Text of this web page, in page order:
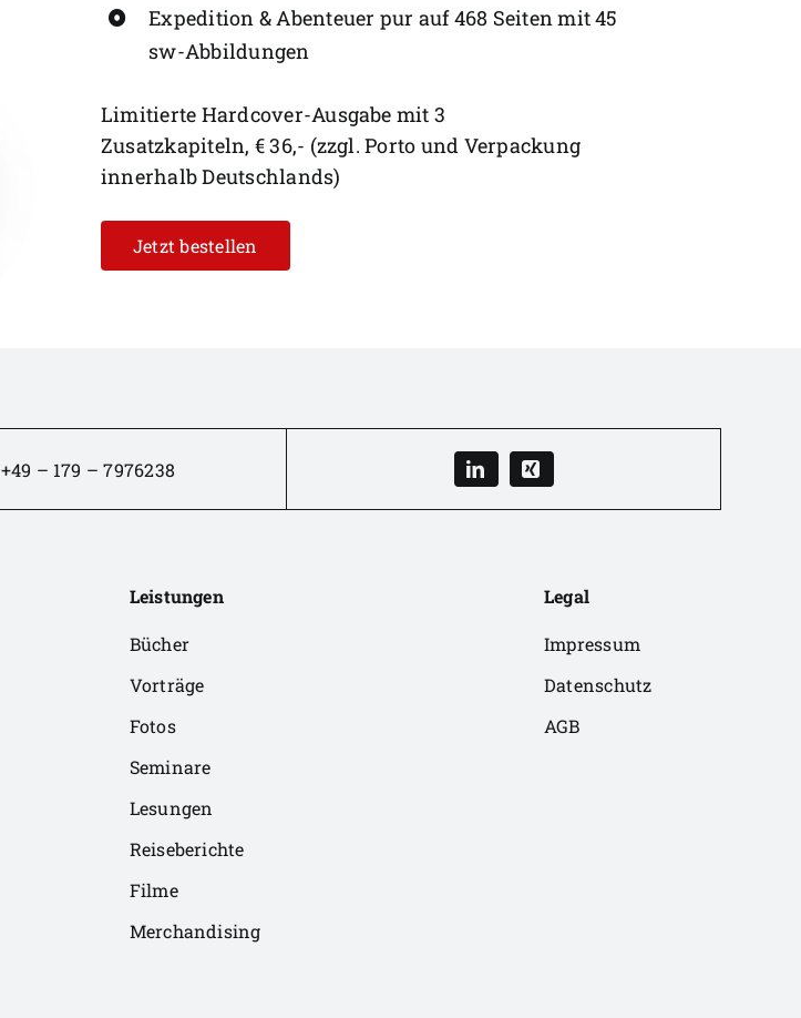
Expedition & Abenteuer pur auf 468 Seiten mit 45
sw-Abbildungen
Limitierte Hardcover-Ausgabe mit 3
Zusatzkapiteln, € 36,- (zzgl. Porto und Verpackung
innerhalb Deutschlands)
Jetzt bestellen
+49 – 179 – 7976238
Leistungen
Bücher
Vorträge
Fotos
Seminare
Lesungen
Reiseberichte
Filme
Merchandising
Legal
Impressum
Datenschutz
AGB